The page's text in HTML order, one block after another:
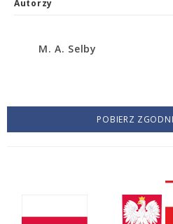
Autorzy
M. A. Selby
POBIERZ